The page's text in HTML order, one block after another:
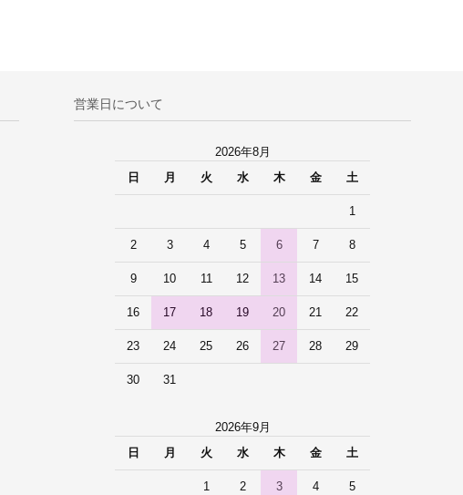
営業日について
2026年8月
日
月 火 水 木 金 土
1
2 3 4 5 6 7 8
9 10 11 12 13 14 15
16 17 18 19 20 21 22
23 24 25 26 27 28 29
30 31
2026年9月
日
月 火 水 木 金 土
1 2 3 4 5